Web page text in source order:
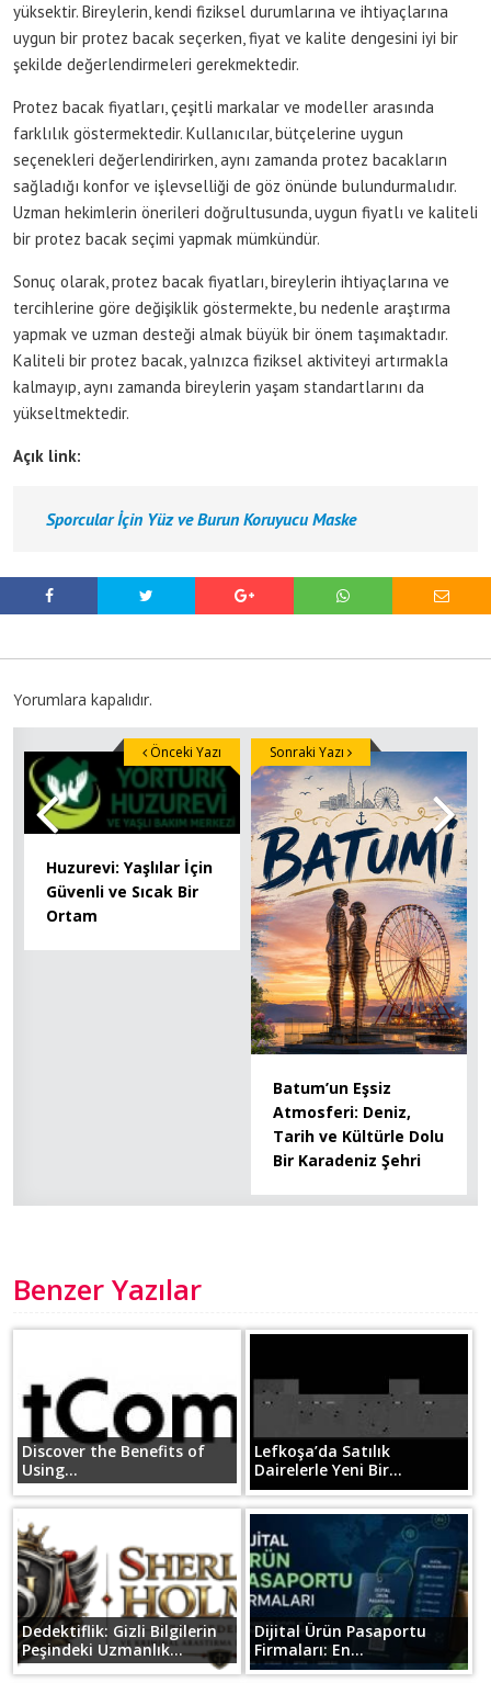
yüksektir. Bireylerin, kendi fiziksel durumlarına ve ihtiyaçlarına
uygun bir protez bacak seçerken, fiyat ve kalite dengesini iyi bir
şekilde değerlendirmeleri gerekmektedir.
Protez bacak fiyatları, çeşitli markalar ve modeller arasında
farklılık göstermektedir. Kullanıcılar, bütçelerine uygun
seçenekleri değerlendirirken, aynı zamanda protez bacakların
sağladığı konfor ve işlevselliği de göz önünde bulundurmalıdır.
Uzman hekimlerin önerileri doğrultusunda, uygun fiyatlı ve kaliteli
bir protez bacak seçimi yapmak mümkündür.
Sonuç olarak, protez bacak fiyatları, bireylerin ihtiyaçlarına ve
tercihlerine göre değişiklik göstermekte, bu nedenle araştırma
yapmak ve uzman desteği almak büyük bir önem taşımaktadır.
Kaliteli bir protez bacak, yalnızca fiziksel aktiviteyi artırmakla
kalmayıp, aynı zamanda bireylerin yaşam standartlarını da
yükseltmektedir.
Açık link:
Sporcular İçin Yüz ve Burun Koruyucu Maske
Yorumlara kapalıdır.
Huzurevi: Yaşlılar İçin
Güvenli ve Sıcak Bir
Ortam
Önceki Yazı
Batum’un Eşsiz
Atmosferi: Deniz,
Tarih ve Kültürle Dolu
Bir Karadeniz Şehri
Sonraki Yazı
Benzer Yazılar
Discover the Benefits of
Using...
Lefkoşa’da Satılık
Dairelerle Yeni Bir...
Dedektiflik: Gizli Bilgilerin
Peşindeki Uzmanlık...
Dijital Ürün Pasaportu
Firmaları: En...